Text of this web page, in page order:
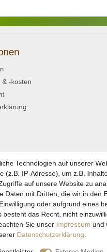
& -kosten
* Alle Preise inkl. gesetzl.
** Gilt
Technologien auf unserer
(z.B. IP-Adresse), um z.B.
auf unsere Website zu
Daten mit Dritten, die wir in den
oder aufgrund eines
das Recht, nicht
Sie unser Impressum und
Daten­schutz­erklärung